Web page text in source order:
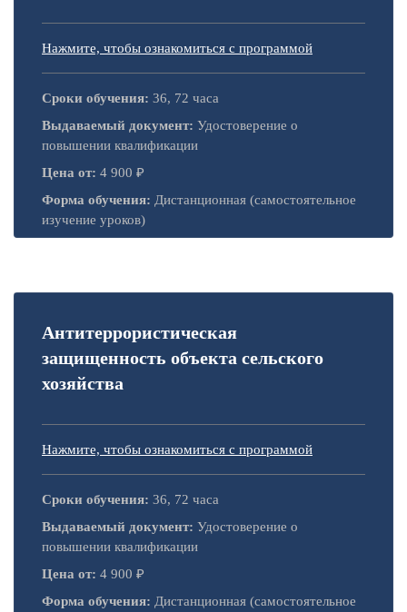
Нажмите, чтобы ознакомиться с программой
Сроки обучения: 36, 72 часа
Выдаваемый документ: Удостоверение о
повышении квалификации
Цена от: 4 900 ₽
Форма обучения: Дистанционная (самостоятельное
изучение уроков)
Антитеррористическая
защищенность объекта сельского
хозяйства
Нажмите, чтобы ознакомиться с программой
Сроки обучения: 36, 72 часа
Выдаваемый документ: Удостоверение о
повышении квалификации
Цена от: 4 900 ₽
Форма обучения: Дистанционная (самостоятельное